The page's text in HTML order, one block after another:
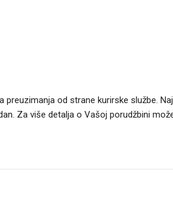
od strane kurirske službe.
Za više detalja o Vašoj porudžbini